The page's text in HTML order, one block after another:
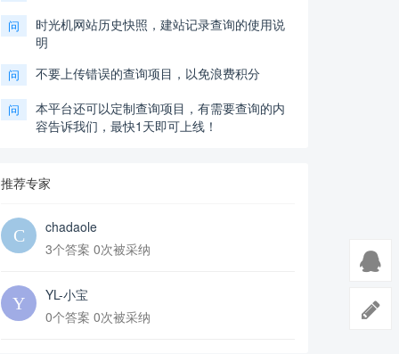
问
时光机网站历史快照，建站记录查询的使用说
明
问 不要上传错误的查询项目，以免浪费积分
问
本平台还可以定制查询项目，有需要查询的内
容告诉我们，最快1天即可上线！
推荐专家
chadaole
3个答案 0次被采纳
YL-小宝
0个答案 0次被采纳